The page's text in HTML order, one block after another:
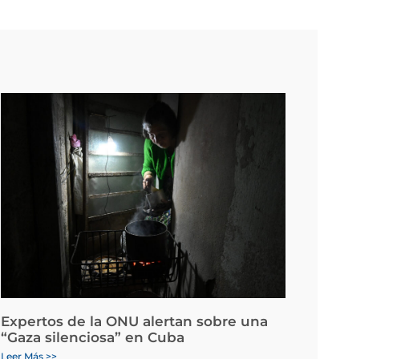
Expertos de la ONU alertan sobre una
“Gaza silenciosa” en Cuba
Leer Más >>